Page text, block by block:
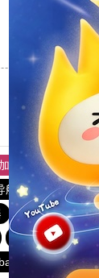
速器
旋风加
航 软件中心
蚂蚁加速器
月兔加速器
baacloud官网